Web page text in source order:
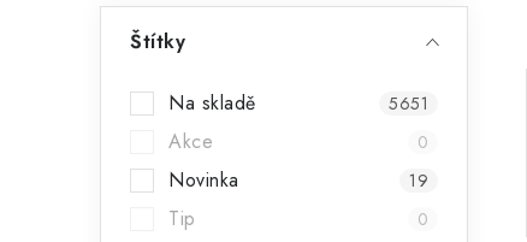
Štítky
Na skladě 5651
Akce 0
Novinka 19
Tip 0